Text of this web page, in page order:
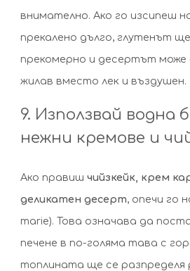
внимателно. Ако го изсипеш
прекалено дълго, глутенът
прекомерно и десертът може
жилав вместо лек и въздушен.
9. Използвай водна
нежни кремове и
Ако правиш чийзкейк, крем
деликатен десерт, опечи го
marie). Това означава да
печене в по-голяма тава с
топлината ще се разпределя